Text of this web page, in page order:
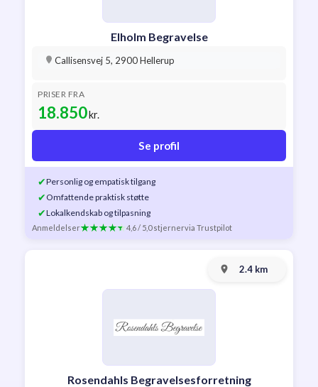
Elholm Begravelse
Callisensvej 5, 2900 Hellerup
PRISER FRA
18.850kr.
Se profil
✔Personlig og empatisk tilgang
✔ Omfattende praktisk støtte
✔Lokalkendskab og tilpasning
Anmeldelser 4,6 / 5,0 stjernervia Trustpilot
2.4 km
Rosendahls Begravelsesforretning